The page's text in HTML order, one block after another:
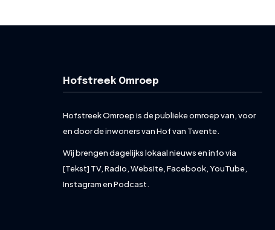
Hofstreek Omroep
Hofstreek Omroep is de publieke omroep van, voor
en door de inwoners van Hof van Twente.
Wij brengen dagelijks lokaal nieuws en info via
[Tekst] TV, Radio, Website, Facebook, YouTube,
Instagram en Podcast.